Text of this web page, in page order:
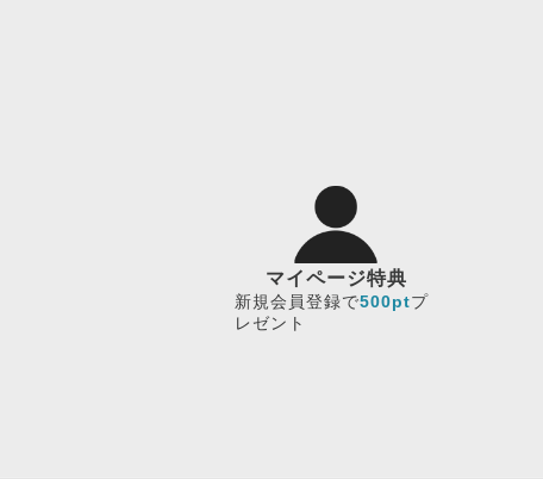
マイページ特典
新規会員登録で500ptプ
レゼント